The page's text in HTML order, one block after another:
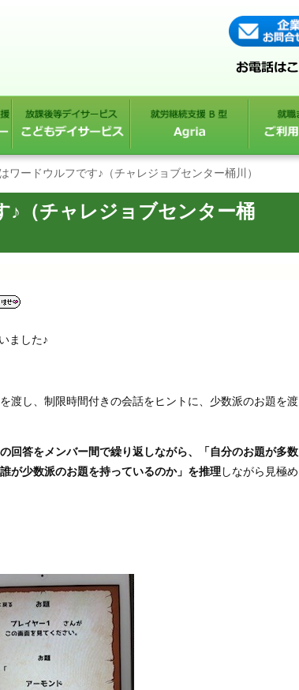
ワードウルフです♪（チャレジョブセンター桶川）
♪（チャレジョブセンター桶
ました♪
渡し、制限時間付きの会話をヒントに、少数派のお題を渡
回答をメンバー間で繰り返しながら、「自分のお題が多数
が少数派のお題を持っているのか」を推理しながら見極め